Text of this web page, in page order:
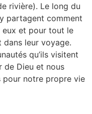
rivière). Le long du
partagent comment
eux et pour tout le
dans leur voyage.
qu’ils visitent
de Dieu et nous
notre propre vie